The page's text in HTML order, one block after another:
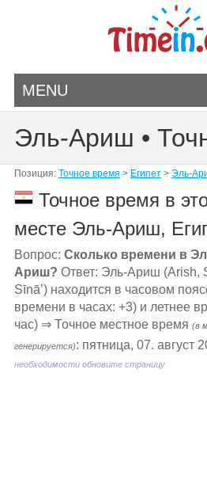
MENU
Эль-Ариш •
Позиция: Точное время > Египет> Эль-
Точное время в
месте Эль-Ариш,
Вопрос: Сколько времени в
Ариш? Ответ: Эль-Ариш (Arish,
Sīnāʼ) находится в часовом
времени в часах: +3) и летнее
час) ⇒ Точное местное время (в
генерируется): пятница, 07. август
необходимости обновите страницу